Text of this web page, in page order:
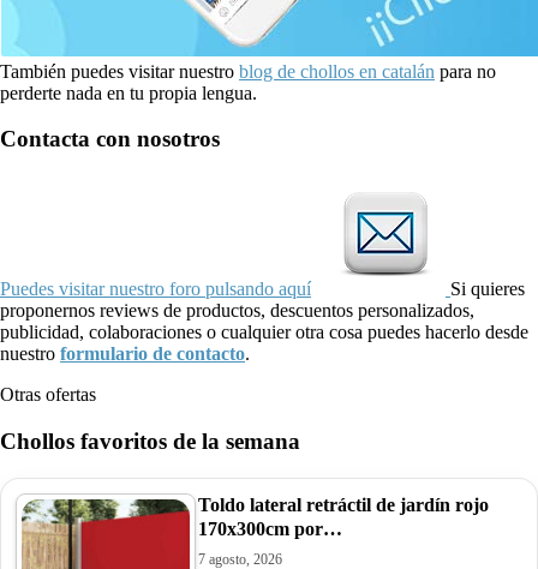
También puedes visitar nuestro blog de chollos en catalán para no
perderte nada en tu propia lengua.
Contacta con nosotros
Puedes visitar nuestro foro pulsando aquí
Si quieres
proponernos reviews de productos, descuentos personalizados,
publicidad, colaboraciones o cualquier otra cosa puedes hacerlo desde
nuestro formulario de contacto.
Otras ofertas
Chollos favoritos de la semana
Toldo lateral retráctil de jardín rojo
170x300cm por…
7 agosto, 2026